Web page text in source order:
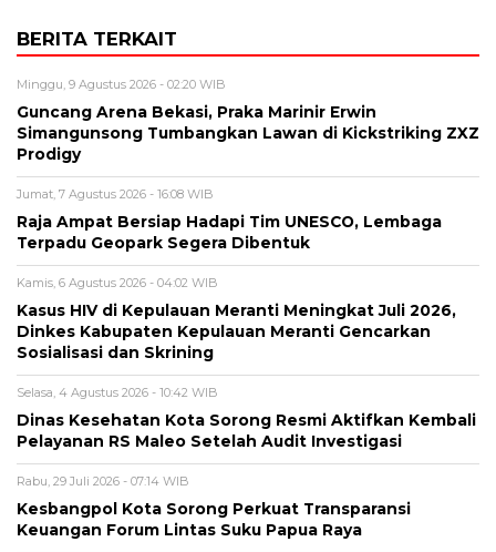
BERITA TERKAIT
Minggu, 9 Agustus 2026 - 02:20 WIB
Guncang Arena Bekasi, Praka Marinir Erwin
Simangunsong Tumbangkan Lawan di Kickstriking ZXZ
Prodigy
Jumat, 7 Agustus 2026 - 16:08 WIB
Raja Ampat Bersiap Hadapi Tim UNESCO, Lembaga
Terpadu Geopark Segera Dibentuk
Kamis, 6 Agustus 2026 - 04:02 WIB
Kasus HIV di Kepulauan Meranti Meningkat Juli 2026,
Dinkes Kabupaten Kepulauan Meranti Gencarkan
Sosialisasi dan Skrining
Selasa, 4 Agustus 2026 - 10:42 WIB
Dinas Kesehatan Kota Sorong Resmi Aktifkan Kembali
Pelayanan RS Maleo Setelah Audit Investigasi
Rabu, 29 Juli 2026 - 07:14 WIB
Kesbangpol Kota Sorong Perkuat Transparansi
Keuangan Forum Lintas Suku Papua Raya